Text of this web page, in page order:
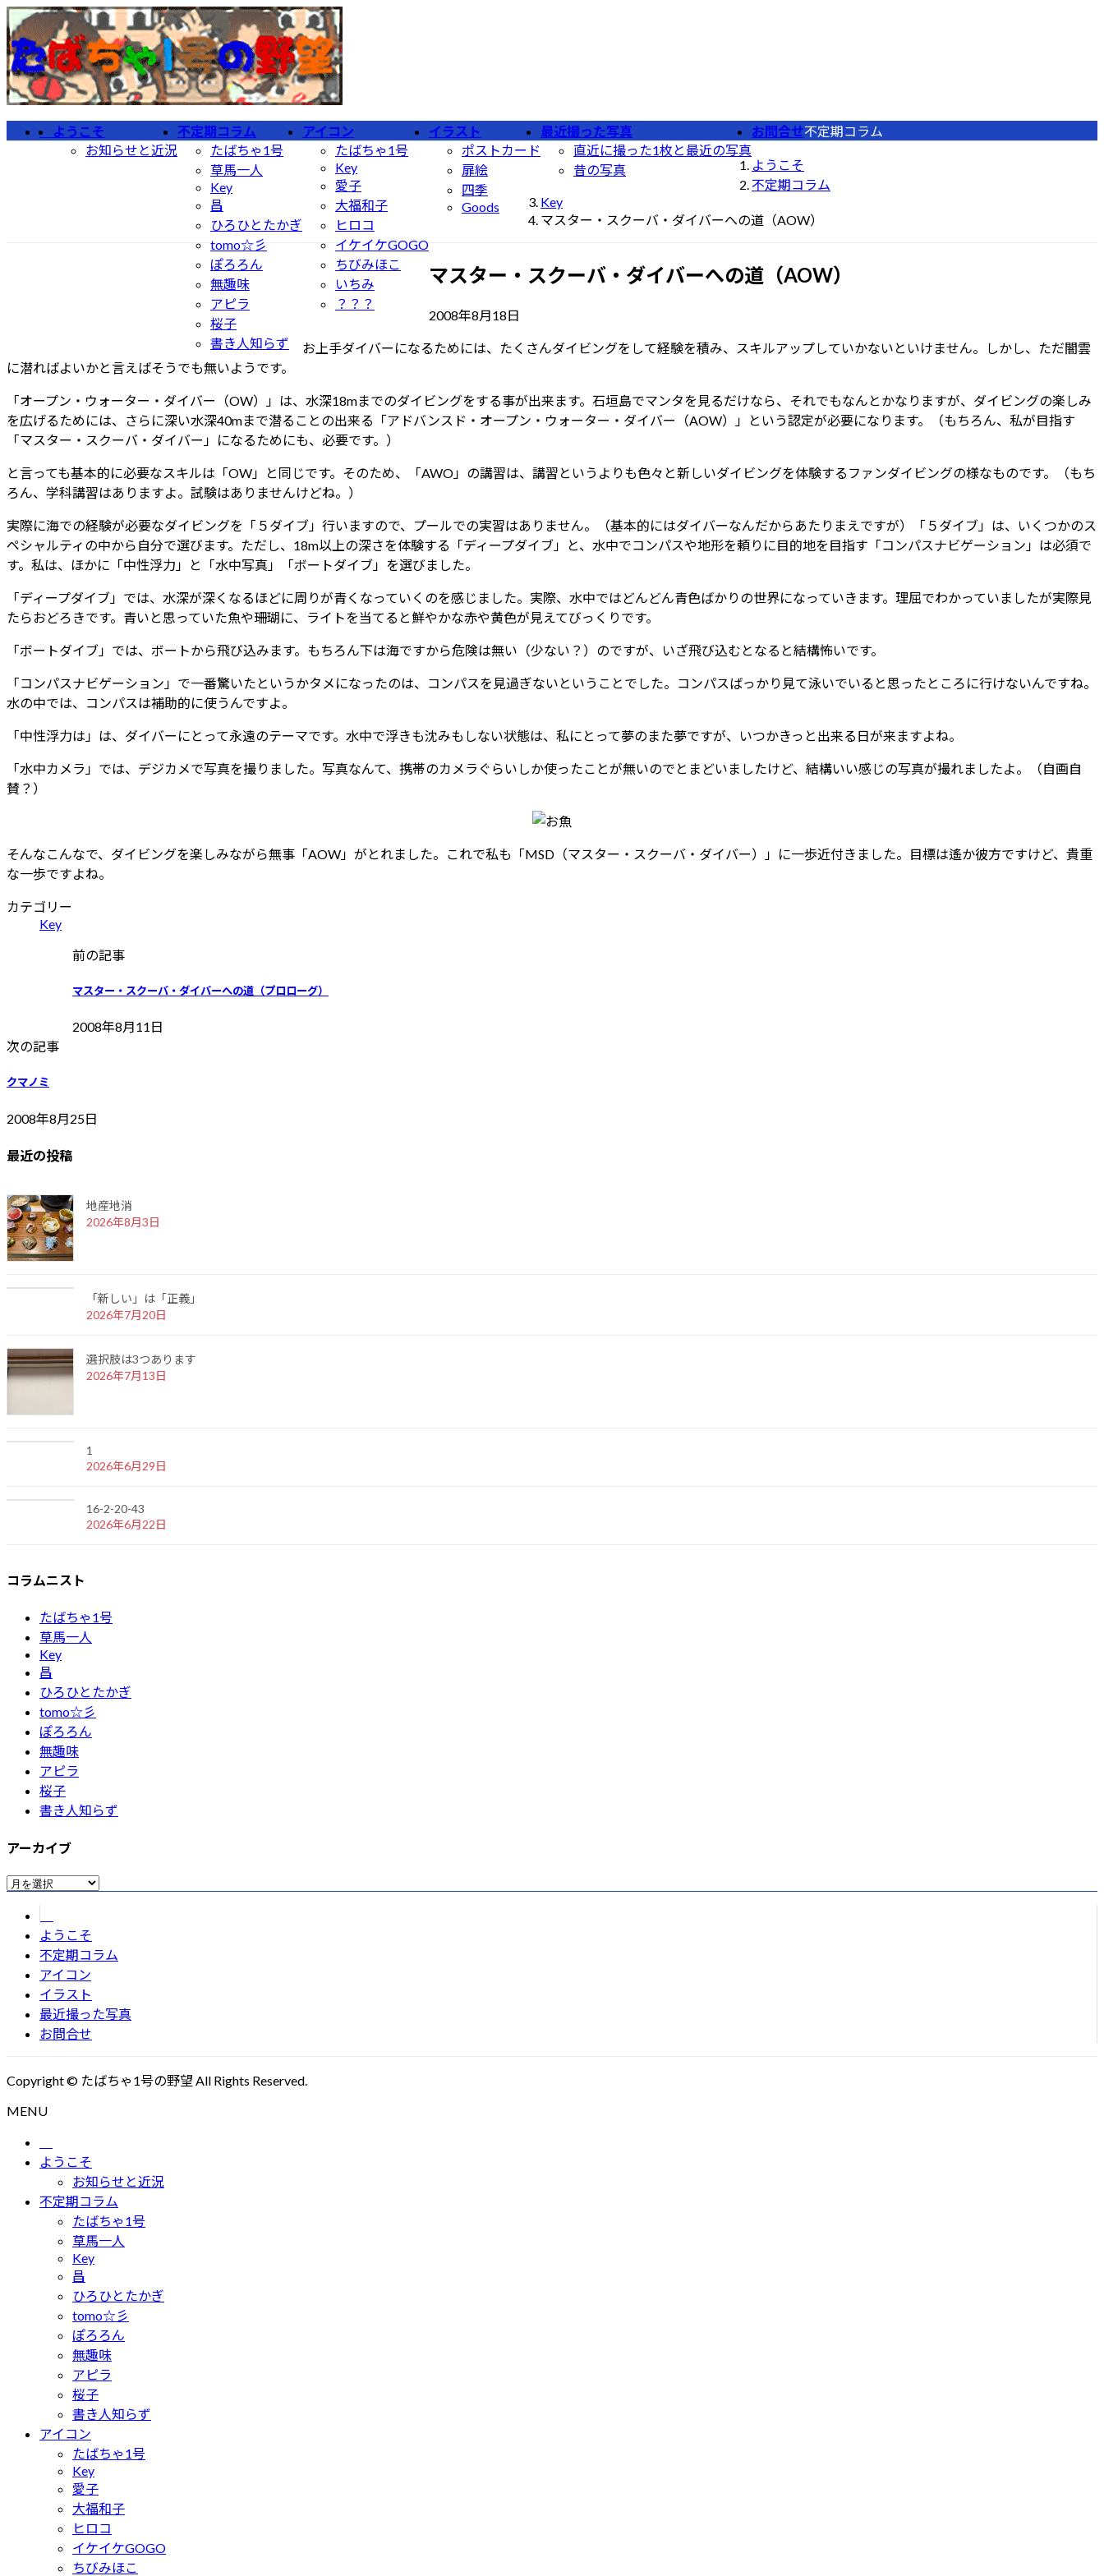
コ
ン
テ
ン
ツ
ナ
ビ
ゲ
ー
シ
ようこそ
お知らせと近況
不定期コラム
たばちゃ1号
草馬一人
Key
昌
ひろひとたかぎ
tomo☆彡
ぽろろん
無趣味
アピラ
桜子
書き人知らず
アイコン
たばちゃ1号
Key
愛子
大福和子
ヒロコ
イケイケGOGO
ちびみほこ
いちみ
？？？
イラスト
ポストカード
扉絵
四季
Goods
最近撮った写真
直近に撮った1枚と最近の写真
昔の写真
お問合せ不定期コラム
ようこそ
不定期コラム
Key
マスター・スクーバ・ダイバーへの道（AOW）
マスター・スクーバ・ダイバーへの道（AOW）
2008年8月18日
更
日
時
:
お上手ダイバーになるためには、たくさんダイビングをして経験を積み、スキルアップしていかないといけません。しかし、ただ闇雲
に潜ればよいかと言えばそうでも無いようです。
「オープン・ウォーター・ダイバー（OW）」は、水深18mまでのダイビングをする事が出来ます。石垣島でマンタを見るだけなら、それでもなんとかなりますが、ダイビングの楽しみ
を広げるためには、さらに深い水深40mまで潜ることの出来る「アドバンスド・オープン・ウォーター・ダイバー（AOW）」という認定が必要になります。（もちろん、私が目指す
「マスター・スクーバ・ダイバー」になるためにも、必要です。）
と言っても基本的に必要なスキルは「OW」と同じです。そのため、「AWO」の講習は、講習というよりも色々と新しいダイビングを体験するファンダイビングの様なものです。（もち
ろん、学科講習はありますよ。試験はありませんけどね。）
実際に海での経験が必要なダイビングを「５ダイブ」行いますので、プールでの実習はありません。（基本的にはダイバーなんだからあたりまえですが）「５ダイブ」は、いくつかのス
ペシャルティの中から自分で選びます。ただし、18m以上の深さを体験する「ディープダイブ」と、水中でコンパスや地形を頼りに目的地を目指す「コンパスナビゲーション」は必須で
す。私は、ほかに「中性浮力」と「水中写真」「ボートダイブ」を選びました。
「ディープダイブ」では、水深が深くなるほどに周りが青くなっていくのを感じました。実際、水中ではどんどん青色ばかりの世界になっていきます。理屈でわかっていましたが実際見
たらおどろきです。青いと思っていた魚や珊瑚に、ライトを当てると鮮やかな赤や黄色が見えてびっくりです。
「ボートダイブ」では、ボートから飛び込みます。もちろん下は海ですから危険は無い（少ない？）のですが、いざ飛び込むとなると結構怖いです。
「コンパスナビゲーション」で一番驚いたというかタメになったのは、コンパスを見過ぎないということでした。コンパスばっかり見て泳いでいると思ったところに行けないんですね。
水の中では、コンパスは補助的に使うんですよ。
「中性浮力は」は、ダイバーにとって永遠のテーマです。水中で浮きも沈みもしない状態は、私にとって夢のまた夢ですが、いつかきっと出来る日が来ますよね。
「水中カメラ」では、デジカメで写真を撮りました。写真なんて、携帯のカメラぐらいしか使ったことが無いのでとまどいましたけど、結構いい感じの写真が撮れましたよ。（自画自
賛？）
そんなこんなで、ダイビングを楽しみながら無事「AOW」がとれました。これで私も「MSD（マスター・スクーバ・ダイバー）」に一歩近付きました。目標は遙か彼方ですけど、貴重
な一歩ですよね。
カテゴリー
Key
前の記事
マスター・スクーバ・ダイバーへの道（プロローグ）
2008年8月11日
次の記事
クマノミ
2008年8月25日
最近の投稿
地産地消
2026年8月3日
「新しい」は「正義」
2026年7月20日
選択肢は3つあります
2026年7月13日
1
2026年6月29日
16-2-20-43
2026年6月22日
コラムニスト
たばちゃ1号
草馬一人
Key
昌
ひろひとたかぎ
tomo☆彡
ぽろろん
無趣味
アピラ
桜子
書き人知らず
アーカイブ
ア
ようこそ
不定期コラム
アイコン
イラスト
最近撮った写真
お問合せ
Copyright © たばちゃ1号の野望 All Rights Reserved.
MENU
ようこそ
お知らせと近況
不定期コラム
たばちゃ1号
草馬一人
Key
昌
ひろひとたかぎ
tomo☆彡
ぽろろん
無趣味
アピラ
桜子
書き人知らず
アイコン
たばちゃ1号
Key
愛子
大福和子
ヒロコ
イケイケGOGO
ちびみほこ